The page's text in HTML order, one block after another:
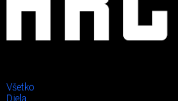
Všetko
Diela